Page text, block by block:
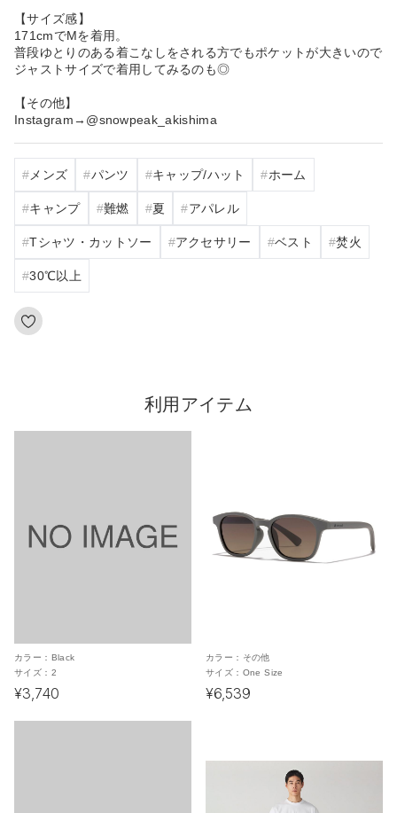
【サイズ感】
171cmでMを着用。
普段ゆとりのある着こなしをされる方でもポケットが大きいので
ジャストサイズで着用してみるのも◎
【その他】
Instagram→@snowpeak_akishima
メンズ パンツ キャップ/ハット ホーム
キャンプ 難燃 夏 アパレル
Tシャツ・カットソー アクセサリー ベスト 焚火
30℃以上
利用アイテム
カラー： Black
サイズ： 2
¥3,740
カラー： その他
サイズ： One Size
¥6,539